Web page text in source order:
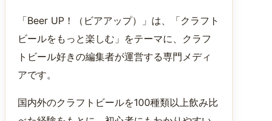
「Beer UP！（ビアアップ）」は、「クラフト
ビールをもっと楽しむ」をテーマに、クラフ
トビール好きの編集者が運営する専門メディ
アです。
国内外のクラフトビールを100種類以上飲み比